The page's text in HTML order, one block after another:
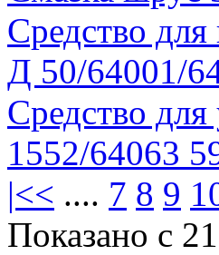
Средство
Д 50/64001/
Средство
1552/64063
|<< .... 7 8 9
Показано с